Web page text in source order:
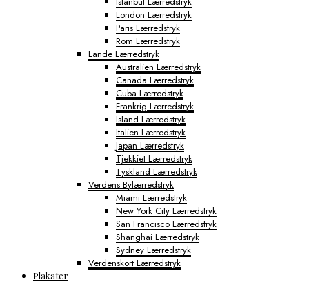
London Lærredstryk
Paris Lærredstryk
Rom Lærredstryk
Lande Lærredstryk
Australien Lærredstryk
Canada Lærredstryk
Cuba Lærredstryk
Frankrig Lærredstryk
Island Lærredstryk
Italien Lærredstryk
Japan Lærredstryk
Tjekkiet Lærredstryk
Tyskland Lærredstryk
Verdens Bylærredstryk
Miami Lærredstryk
New York City Lærredstryk
San Francisco Lærredstryk
Shanghai Lærredstryk
Sydney Lærredstryk
Verdenskort Lærredstryk
Plakater